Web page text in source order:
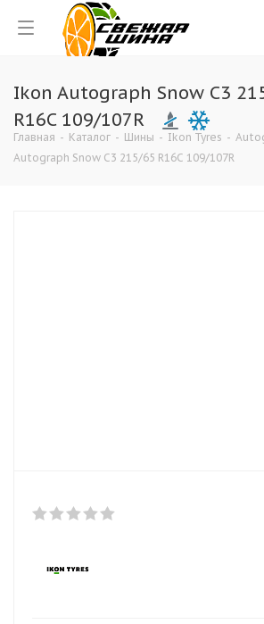
Ikon Autograph Snow C3
R16C 109/107R
Главная - Каталог - Шины - Ikon Tyres -
Autograph Snow C3 215/65 R16C 109/107R